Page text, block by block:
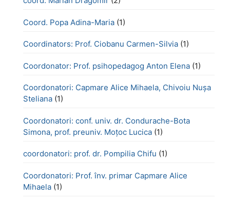
Coord. Popa Adina-Maria (1)
Coordinators: Prof. Ciobanu Carmen-Silvia (1)
Coordonator: Prof. psihopedagog Anton Elena (1)
Coordonatori: Capmare Alice Mihaela, Chivoiu Nușa
Steliana (1)
Coordonatori: conf. univ. dr. Condurache-Bota
Simona, prof. preuniv. Moțoc Lucica (1)
coordonatori: prof. dr. Pompilia Chifu (1)
Coordonatori: Prof. înv. primar Capmare Alice
Mihaela (1)